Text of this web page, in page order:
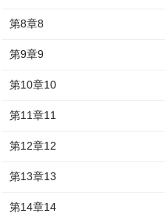
第8章8
第9章9
第10章10
第11章11
第12章12
第13章13
第14章14